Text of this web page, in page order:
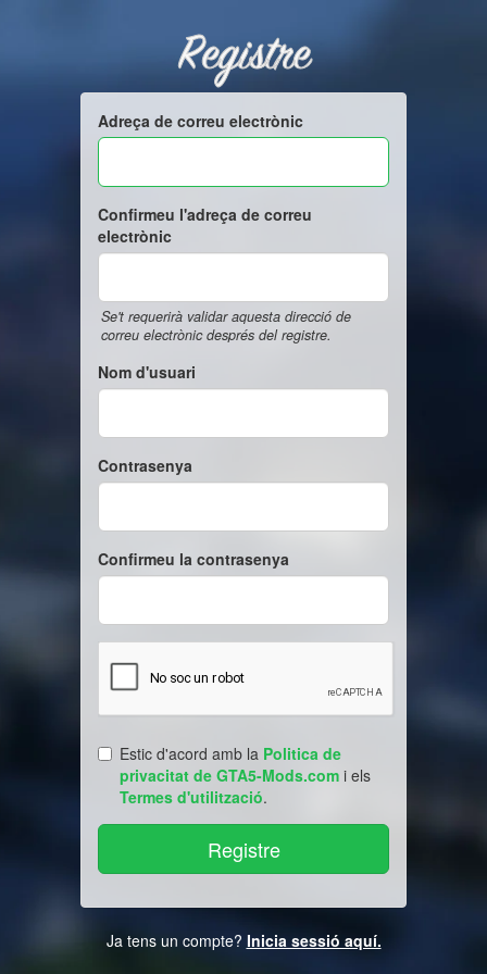
Registre
Adreça de correu electrònic
Confirmeu l'adreça de correu
electrònic
Se't requerirà validar aquesta direcció de
correu electrònic després del registre.
Nom d'usuari
Contrasenya
Confirmeu la contrasenya
Estic d'acord amb la Politica de
privacitat de GTA5-Mods.com i els
Termes d'utilització.
Ja tens un compte? Inicia sessió aquí.